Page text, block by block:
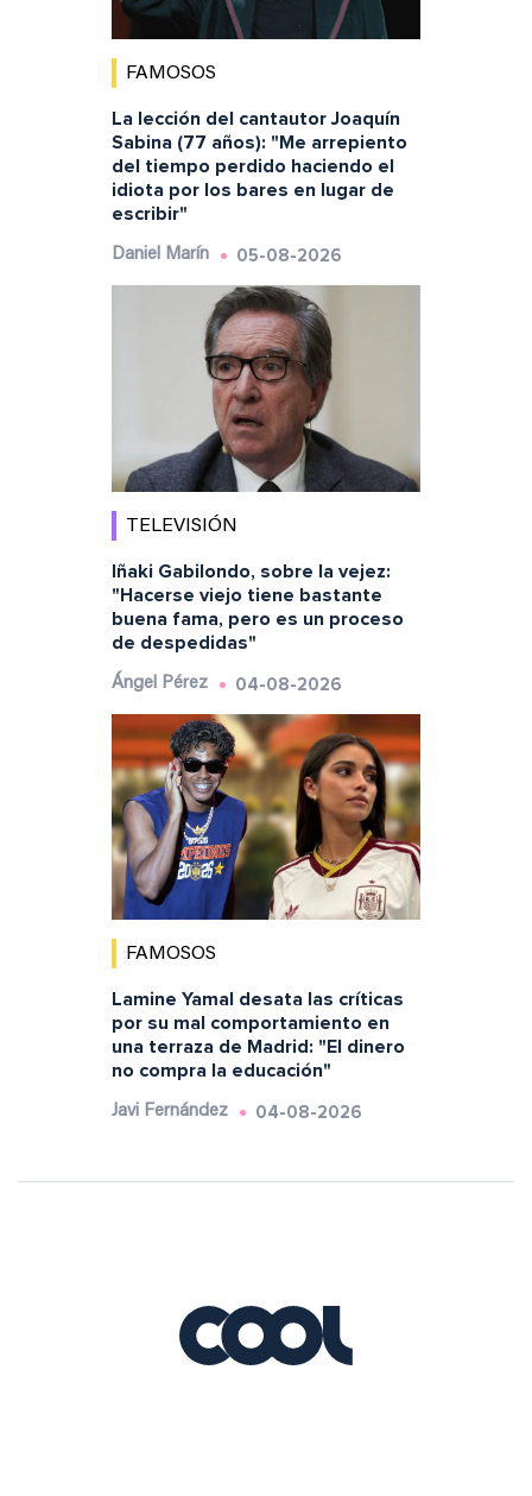
FAMOSOS
La lección del cantautor Joaquín
Sabina (77 años): "Me arrepiento
del tiempo perdido haciendo el
idiota por los bares en lugar de
escribir"
Daniel Marín 05-08-2026
TELEVISIÓN
Iñaki Gabilondo, sobre la vejez:
"Hacerse viejo tiene bastante
buena fama, pero es un proceso
de despedidas"
Ángel Pérez 04-08-2026
FAMOSOS
Lamine Yamal desata las críticas
por su mal comportamiento en
una terraza de Madrid: "El dinero
no compra la educación"
Javi Fernández 04-08-2026